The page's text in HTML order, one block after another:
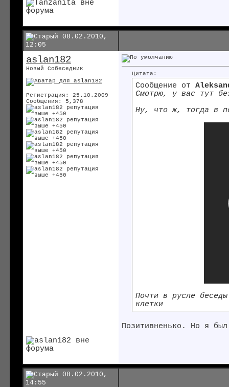
08.02.2010,
12:05
aslan182
Новый Собеседник
Регистрация: 25.10.2009
Сообщения: 5,378
Цитата:
Сообщение от
Смотрю, у вас тут
Ну, что ж, тогда в
Почти в русле
клетки
Позитивненько. Но я
08.02.2010,
14:55